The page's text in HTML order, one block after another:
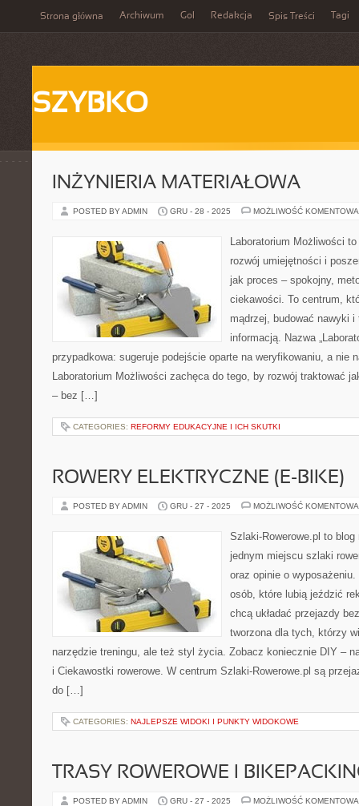
Strona główna Archiwum Gol Redakcja Spis Treści Tagi
SZYBKO
INŻYNIERIA MATERIAŁOWA
POSTED BY ADMIN GRU - 28 - 2025 MOŻLIWOŚĆ
Laboratorium Możliwości
rozwój umiejętności i
jak proces – spokojny,
ciekawości. To centrum,
mądrzej, budować nawyki
informacją. Nazwa
przypadkowa: sugeruje podejście oparte na weryfikowaniu, a nie
Laboratorium Możliwości zachęca do tego, by rozwój traktować
– bez […]
CATEGORIES: REFORMY EDUKACYJNE I ICH SKUTKI
ROWERY ELEKTRYCZNE (E-BIKE)
POSTED BY ADMIN GRU - 27 - 2025 MOŻLIWOŚĆ
Szlaki-Rowerowe.pl to blog
jednym miejscu szlaki
oraz opinie o
osób, które lubią jeździć
chcą układać przejazdy
tworzona dla tych, którzy
narzędzie treningu, ale też styl życia. Zobacz koniecznie DIY –
i Ciekawostki rowerowe. W centrum Szlaki-Rowerowe.pl są
do […]
CATEGORIES: NAJLEPSZE WIDOKI I PUNKTY WIDOKOWE
TRASY ROWEROWE I
POSTED BY ADMIN GRU - 27 - 2025 MOŻLIWOŚĆ